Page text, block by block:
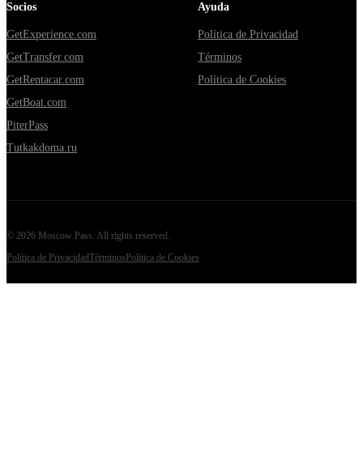
Socios
GetExperience.com
GetTransfer.com
GetRentacar.com
GetBoat.com
PiterPass
Tutkakdoma.ru
Ayuda
Política de Privacidad
Términos
Política de Cookies
© 2026 Moscow Pass. All rights reserved.
Política de PrivacidadTérminos Política de Cookies